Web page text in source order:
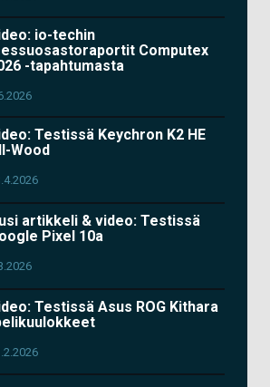
io-techin
Computex
-tapahtumasta
Testissä Keychron K2 HE
Wood
artikkeli & video: Testissä
Pixel 10a
Testissä Asus ROG Kithara